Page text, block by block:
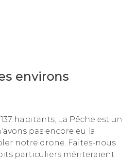
environs
habitants, La Pêche est un
pas encore eu la
notre drone. Faites-nous
particuliers mériteraient